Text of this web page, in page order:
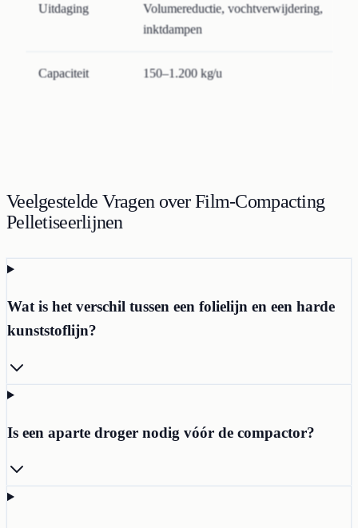
Uitdaging Volumereductie, vochtverwijdering,
inktdampen
Capaciteit 150–1.200 kg/u
Veelgestelde Vragen over Film-Compacting
Pelletiseerlijnen
Wat is het verschil tussen een folielijn en een harde
kunststoflijn?
Is een aparte droger nodig vóór de compactor?